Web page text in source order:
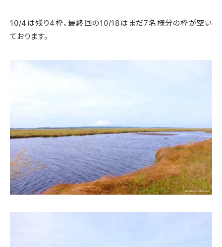
10/4は残り4枠、最終回の10/18はまだ7名様分の枠が空い
ております。